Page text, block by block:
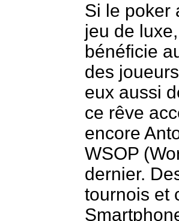
Si le poker
jeu de
bénéficie
des
eux aussi
ce rêve
encore
WSOP
dernier.
tournois et